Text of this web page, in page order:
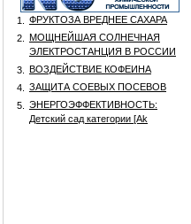
1.
ФРУКТОЗА ВРЕДНЕЕ САХАРА
2.
МОЩНЕЙШАЯ СОЛНЕЧНАЯ
ЭЛЕКТРОСТАНЦИЯ В РОССИИ
3.
ВОЗДЕЙСТВИЕ КОФЕИНА
4.
ЗАЩИТА СОЕВЫХ ПОСЕВОВ
5.
ЭНЕРГОЭФФЕКТИВНОСТЬ:
Детский сад категории [Аk